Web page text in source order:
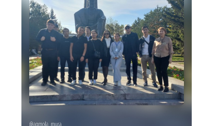
Мемлекеттік сатып алу
Байланыс құралдары